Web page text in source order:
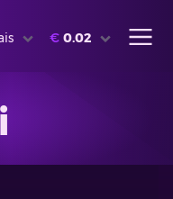
€ 0.02